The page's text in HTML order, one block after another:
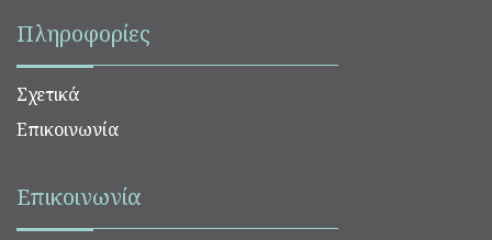
Πληροφορίες
Σχετικά
Επικοινωνία
Επικοινωνία